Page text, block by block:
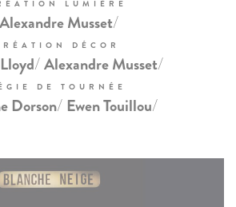
LUMIÈRE
Alexandre Musset/
DÉCOR
/Alexandre Musset/
DE TOURNÉE
Dorson/ Ewen Touillou/